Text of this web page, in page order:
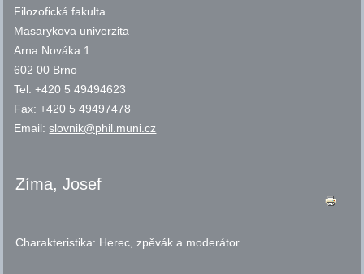
Filozofická fakulta
Masarykova univerzita
Arna Nováka 1
602 00 Brno
Tel: +420 5 49494623
Fax: +420 5 49497478
Email:slovnik@phil.muni.cz
Zíma, Josef
Charakteristika: Herec, zpěvák a moderátor